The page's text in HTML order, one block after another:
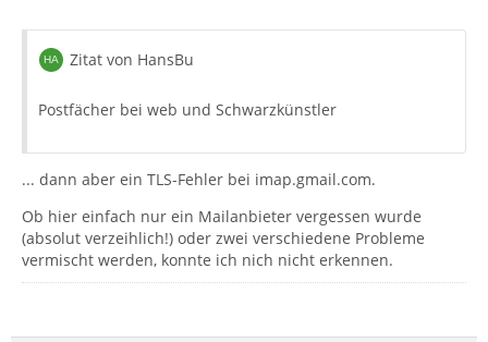
Zitat von HansBu
Postfächer bei web und Schwarzkünstler
... dann aber ein TLS-Fehler bei imap.gmail.com.
Ob hier einfach nur ein Mailanbieter vergessen wurde
(absolut verzeihlich!) oder zwei verschiedene Probleme
vermischt werden, konnte ich nich nicht erkennen.